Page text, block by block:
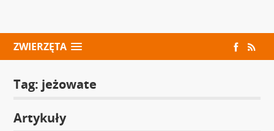
ZWIERZĘTA
Tag: jeżowate
Artykuły